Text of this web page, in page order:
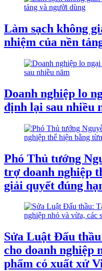
Làm sạch không
nhiệm của nền
Doanh nghiệp lo
định lại sau nhiều
Phó Thủ tướng
trợ doanh nghiệp
giải quyết đúng
Sửa Luật Đấu
cho doanh nghiệp
phẩm có xuất xứ